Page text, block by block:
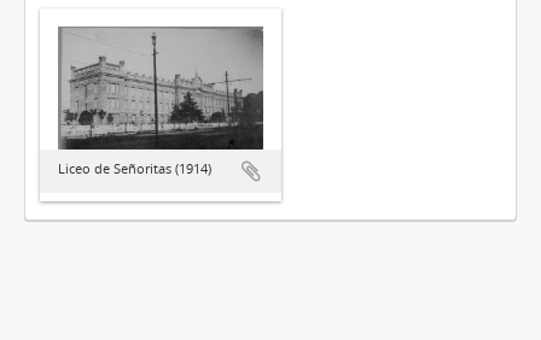
Liceo de Señoritas (1914)